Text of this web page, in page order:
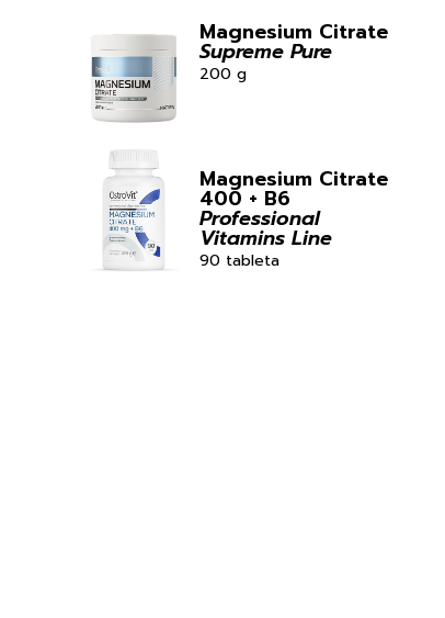
Magnesium Citrate
Supreme Pure
200 g
Magnesium Citrate
400 + B6
Professional
Vitamins Line
90 tableta